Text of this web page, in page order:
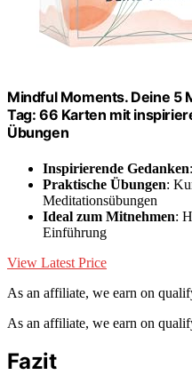
Mindful Moments. Deine 5
Tag: 66 Karten mit
Übungen
Inspirierende Gedanken
Praktische Übungen:
Meditationsübungen
Ideal zum Mitnehmen:
Einführung
View Latest Price
As an affiliate, we earn on
As an affiliate, we earn on
Fazit